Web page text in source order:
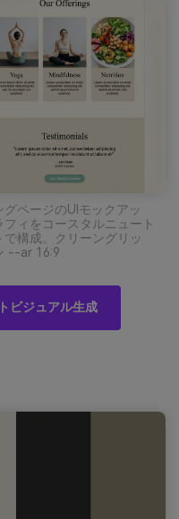
ページのUIモックアッ
ィをコースタルニュート
構成。クリーングリッ
--ar 16:9
ビジュアル生成